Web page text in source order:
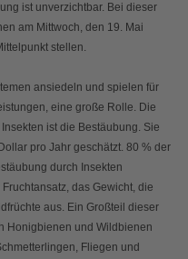
ist unverzichtbar. Bei dieser
am Mittwoch, den 19. Mai
stellen.
ansiedeln und spielen für
eine große Rolle. Die
ist die Bestäubung. Sie
pro Jahr geschätzt. 80 % der
durch Insekten
das Gewicht, die
aus. Ein Großteil dieser
Honigbienen und Wildbienen
Fliegen und